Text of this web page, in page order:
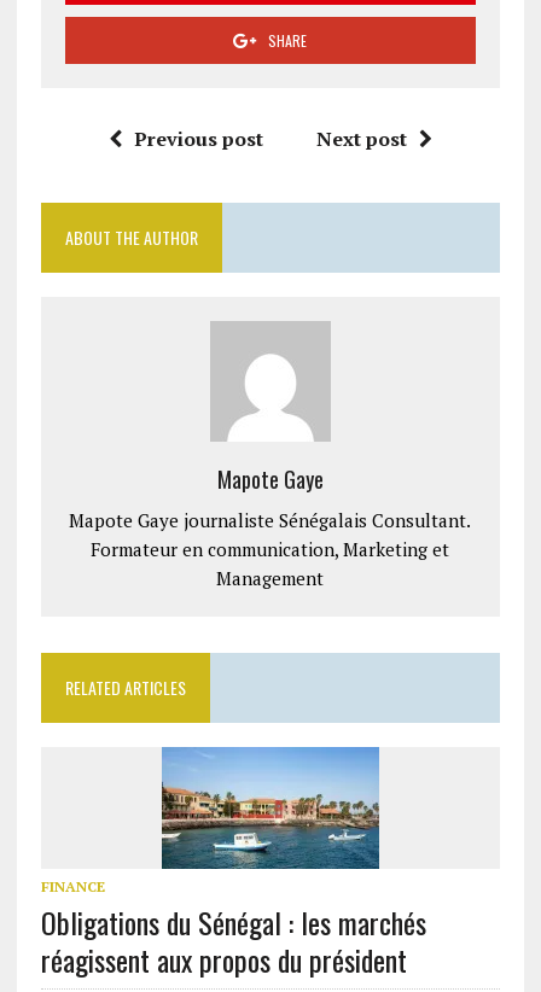
SHARE
Previous post Next post
ABOUT THE AUTHOR
Mapote Gaye
Mapote Gaye journaliste Sénégalais Consultant.
Formateur en communication, Marketing et
Management
RELATED ARTICLES
FINANCE
Obligations du Sénégal : les marchés
réagissent aux propos du président